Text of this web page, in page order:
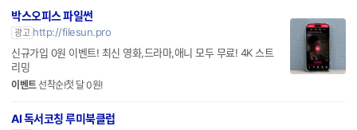
파워링크 광고
박스오피스 파일썬
광고 http://filesun.pro
신규가입 0원 이벤트! 최신 영화,드라마,애니 모두 무료! 4K 스트
이벤트선착순!첫 달 0원!